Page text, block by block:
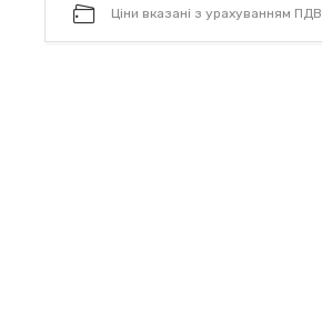
Ціни вказані з урахуванням ПДВ